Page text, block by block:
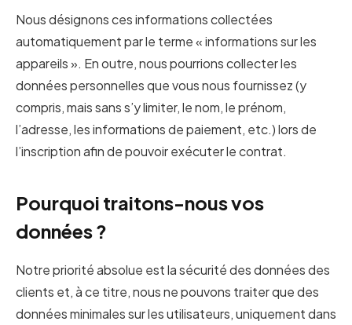
Nous désignons ces informations collectées
automatiquement par le terme « informations sur les
appareils ». En outre, nous pourrions collecter les
données personnelles que vous nous fournissez (y
compris, mais sans s’y limiter, le nom, le prénom,
l’adresse, les informations de paiement, etc.) lors de
l’inscription afin de pouvoir exécuter le contrat.
Pourquoi traitons-nous vos
données ?
Notre priorité absolue est la sécurité des données des
clients et, à ce titre, nous ne pouvons traiter que des
données minimales sur les utilisateurs, uniquement dans